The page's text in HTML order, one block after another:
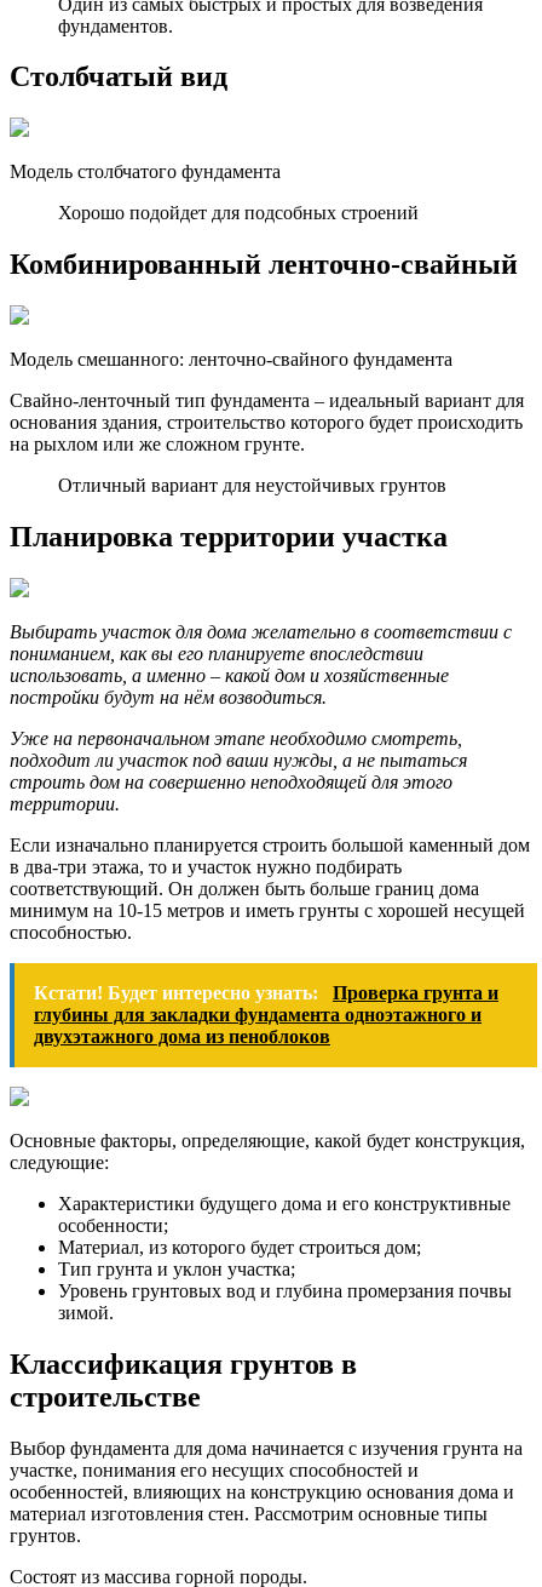
фундаментов.
Столбчатый вид
Модель столбчатого фундамента
Хорошо подойдет для подсобных строений
Комбинированный ленточно-свайный
Модель смешанного: ленточно-свайного фундамента
Свайно-ленточный тип фундамента – идеальный вариант для
основания здания, строительство которого будет происходить
на рыхлом или же сложном грунте.
Отличный вариант для неустойчивых грунтов
Планировка территории участка
Выбирать участок для дома желательно в соответствии с
пониманием, как вы его планируете впоследствии
использовать, а именно – какой дом и хозяйственные
постройки будут на нём возводиться.
Уже на первоначальном этапе необходимо смотреть,
подходит ли участок под ваши нужды, а не пытаться
строить дом на совершенно неподходящей для этого
территории.
Если изначально планируется строить большой каменный дом
в два-три этажа, то и участок нужно подбирать
соответствующий. Он должен быть больше границ дома
минимум на 10-15 метров и иметь грунты с хорошей несущей
способностью.
Кстати! Будет интересно узнать:
Проверка грунта и
глубины для закладки фундамента одноэтажного и
двухэтажного дома из пеноблоков
Основные факторы, определяющие, какой будет конструкция,
следующие:
Характеристики будущего дома и его конструктивные
особенности;
Материал, из которого будет строиться дом;
Тип грунта и уклон участка;
Уровень грунтовых вод и глубина промерзания почвы
зимой.
Классификация грунтов в
строительстве
Выбор фундамента для дома начинается с изучения грунта на
участке, понимания его несущих способностей и
особенностей, влияющих на конструкцию основания дома и
материал изготовления стен. Рассмотрим основные типы
грунтов.
Состоят из массива горной породы.